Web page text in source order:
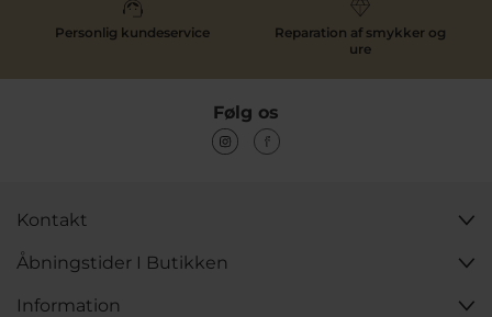
Personlig kundeservice
Reparation af smykker og
ure
Følg os
Kontakt
Åbningstider I Butikken
Information